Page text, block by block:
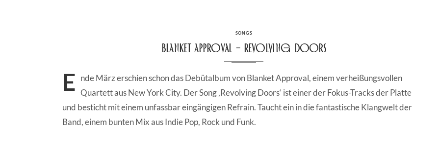
CATEGORIES
SONGS
Blanket Approval – Revolving Doors
E nde März erschien schon das Debütalbum von Blanket Approval, einem verheißungsvollen
Quartett aus New York City. Der Song ‚Revolving Doors‘ ist einer der Fokus-Tracks der Platte
und besticht mit einem unfassbar eingängigen Refrain. Taucht ein in die fantastische Klangwelt der
Band, einem bunten Mix aus Indie Pop, Rock und Funk.